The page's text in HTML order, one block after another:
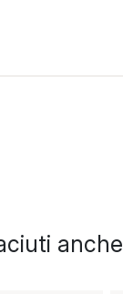
anche